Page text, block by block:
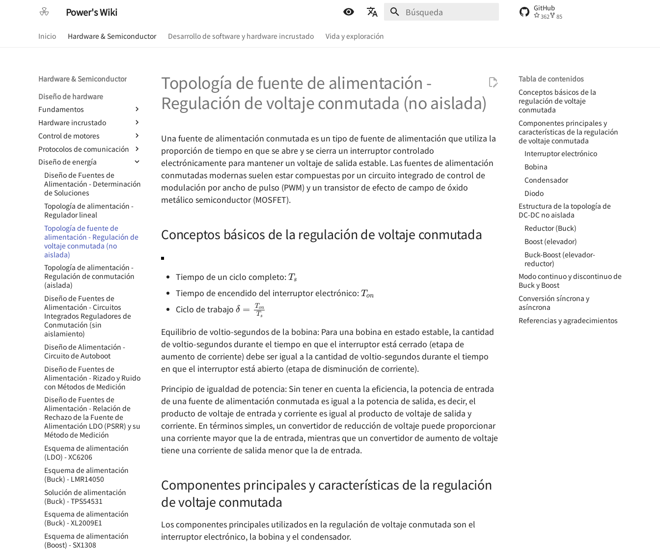
Power's Wiki
简体中文
اللغة العربية
GitHub
362 85
Inicio Hardware & Semiconductor Desarrollo de software y hardware incrustado Vida y exploración
Hardware & Semiconductor
Diseño de hardware
Fundamentos
Componentes básicos -
Resistencias
Componentes básicos -
Capacitores
Componentes básicos -
Inductores y perlas
magnéticas
Basic Electronic Components
- Diode
Componentes básicos -
Transistor de unión bipolar
Componentes básicos -
Transistor de efecto de campo
Componentes Básicos -
Acoplador Optoeléctrico
Componentes básicos -
Amplificador operacional
Fundamentos de Circuitos
Digitales
Fundamentos de ADC y DAC
Salida Push-Pull y Salida de
Drenaje Abierto
Señales de Modo Común y
Señales de Modo Diferencial
Competencia y riesgo en
circuitos digitales
Clasificación de la memoria
Selección de Fusibles
Guía de selección de baterías
de litio
Diferentes modos de salida
del codificador
Diseño de circuitos de
protección contra inversión
de polaridad
Normas de Diseño de PCB
Personal
Hardware incrustado
RobotCtrl - Kit de Desarrollo
Universal STM32
RobotCtrl_Core - Core Board
RobotCtrl_Func - Expansion
Board for Peripherals
RobotCtrl_Power - Placa de
suministro de energía
eléctrica
Flip - A Linux Development
Board Based on Allwinner
F1C200s
Diseño del Sistema Mínimo de
OSD335x
Cómo diseñar el sistema
mínimo de un
microcontrolador
Desarrollo de hardware
STM32F4
SwiftCtrl - Controlador
Bluetooth
DIY CMSIS-DAP 🚧
Control de motores
Diseño de control de motor de
corriente continua con
escobillas
TinyDVR - Compacto y Potente
RaptorDVR - Dual Motor Driver
with Integrated Voltage
Regulation 🚧
AirForce - Módulo de
motorización con esencia
ZenDriver - Motor Driver de
Alto Rendimiento
Esquema de control del motor
- IR2104S
Protocolos de comunicación
Protocolos de comunicación -
Niveles lógicos digitales
Protocolo de comunicación -
Comunicación serial
Protocolo de Comunicación -
SPI
Protocolo de comunicación -
I2C
Protocolo de comunicación -
CAN 🚧
Protocolo de comunicación -
USB 🚧
Protocolo de comunicación -
Ethernet 🚧
Diseño de energía
Diseño de Fuentes de
Alimentación - Determinación
de Soluciones
Topología de alimentación -
Regulador lineal
Topología de fuente de
alimentación - Regulación de
voltaje conmutada (no
aislada)
Topología de alimentación -
Regulación de conmutación
(aislada)
Diseño de Fuentes de
Alimentación - Circuitos
Integrados Reguladores de
Conmutación (sin
aislamiento)
Diseño de Alimentación -
Circuito de Autoboot
Diseño de Fuentes de
Alimentación - Rizado y Ruido
con Métodos de Medición
Diseño de Fuentes de
Alimentación - Relación de
Rechazo de la Fuente de
Alimentación LDO (PSRR) y su
Método de Medición
Esquema de alimentación
(LDO) - XC6206
Esquema de alimentación
(Buck) - LMR14050
Solución de alimentación
(Buck) - TPS54531
Esquema de alimentación
(Buck) - XL2009E1
Esquema de alimentación
(Boost) - SX1308
Tabla de contenidos
Conceptos básicos de la
regulación de voltaje
conmutada
Componentes principales y
características de la regulación
de voltaje conmutada
Interruptor electrónico
Bobina
Condensador
Diodo
Estructura de la topología de
DC-DC no aislada
Reductor (Buck)
Boost (elevador)
Buck-Boost (elevador-
reductor)
Modo continuo y discontinuo de
Buck y Boost
Conversión síncrona y
asíncrona
Referencias y agradecimientos
Topología de fuente de alimentación -
Regulación de voltaje conmutada (no aislada)
Una fuente de alimentación conmutada es un tipo de fuente de alimentación que utiliza la
proporción de tiempo en que se abre y se cierra un interruptor controlado
electrónicamente para mantener un voltaje de salida estable. Las fuentes de alimentación
conmutadas modernas suelen estar compuestas por un circuito integrado de control de
modulación por ancho de pulso (PWM) y un transistor de efecto de campo de óxido
metálico semiconductor (MOSFET).
Conceptos básicos de la regulación de voltaje conmutada
Tiempo de un ciclo completo:
Tiempo de encendido del interruptor electrónico:
Ciclo de trabajo
δ=TonTs
Equilibrio de voltio-segundos de la bobina: Para una bobina en estado estable, la cantidad
de voltio-segundos durante el tiempo en que el interruptor está cerrado (etapa de
aumento de corriente) debe ser igual a la cantidad de voltio-segundos durante el tiempo
en que el interruptor está abierto (etapa de disminución de corriente).
Principio de igualdad de potencia: Sin tener en cuenta la eficiencia, la potencia de entrada
de una fuente de alimentación conmutada es igual a la potencia de salida, es decir, el
producto de voltaje de entrada y corriente es igual al producto de voltaje de salida y
corriente. En términos simples, un convertidor de reducción de voltaje puede proporcionar
una corriente mayor que la de entrada, mientras que un convertidor de aumento de voltaje
tiene una corriente de salida menor que la de entrada.
Componentes principales y características de la regulación
de voltaje conmutada
Los componentes principales utilizados en la regulación de voltaje conmutada son el
interruptor electrónico, la bobina y el condensador.